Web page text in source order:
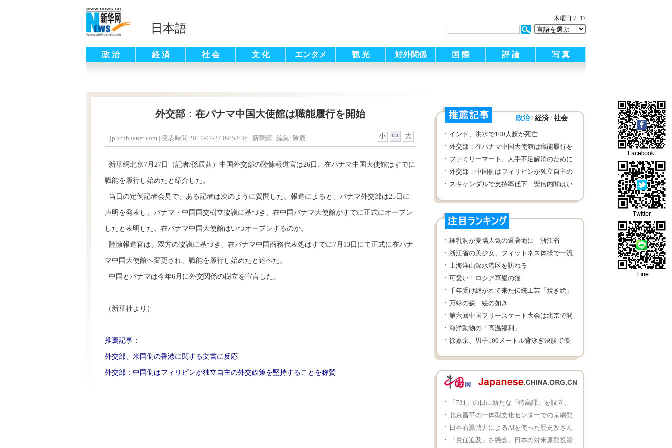
日本語
木曜日 7 17
政 治 経 済 社 会 文 化 エンタメ 観 光 対外関係 国 際 評 論 写 真
外交部：在パナマ中国大使館は職能履行を開始
jp.xinhuanet.com | 発表時間 2017-07-27 09:53:36 | 新華網 | 編集: 陳辰 小 中 大
新華網北京7月27日（記者/孫辰茜）中国外交部の陸慷報道官は26日、在パナマ中国大使館はすでに
職能を履行し始めたと紹介した。
当日の定例記者会見で、ある記者は次のように質問した。報道によると、パナマ外交部は25日に
声明を発表し、パナマ・中国国交樹立協議に基づき、在中国パナマ大使館がすでに正式にオープン
したと表明した。在パナマ中国大使館はいつオープンするのか。
陸慷報道官は、双方の協議に基づき、在パナマ中国商務代表処はすでに7月13日にて正式に在パナ
マ中国大使館へ変更され、職能を履行し始めたと述べた。
中国とパナマは今年6月に外交関係の樹立を宣言した。
（新華社より）
推薦記事：
外交部、米国側の香港に関する文書に反応
外交部：中国側はフィリピンが独立自主の外交政策を堅持することを称賛
政治 / 経済 / 社会
インド、洪水で100人超が死亡
外交部：在パナマ中国大使館は職能履行を
開始
ファミリーマート、人手不足解消のために
主婦にターゲット絞る
外交部：中国側はフィリピンが独立自主の
外交政策を堅持することを称賛
スキャンダルで支持率低下 安倍内閣はい
鍾乳洞が夏場人気の避暑地に 浙江省
浙江省の美少女、フィットネス体操で一流
大学に合格
上海洋山深水港区を訪ねる
可愛い！ロシア軍艦の猫
千年受け継がれて来た伝統工芸「焼き絵」
万緑の森 絵の如き
第六回中国フリースケート大会は北京で開
催
海洋動物の「高温福利」
徐嘉余、男子100メートル背泳ぎ決勝で優